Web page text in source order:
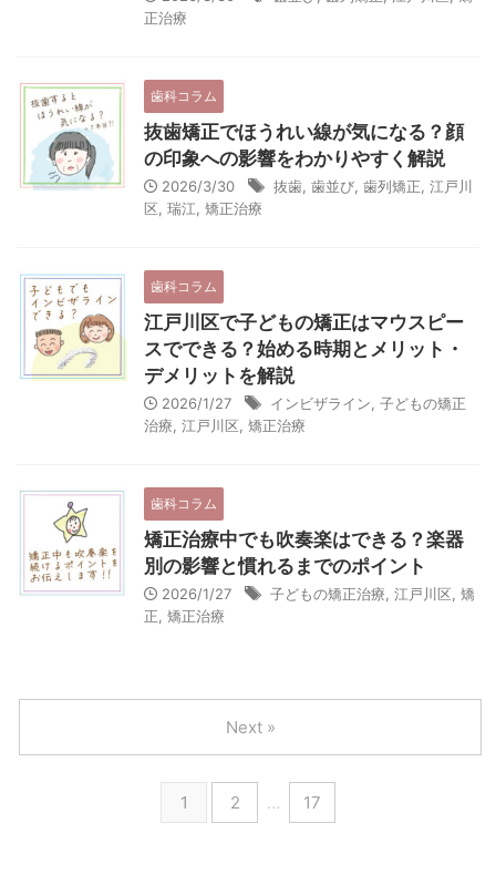
正治療
歯科コラム
抜歯矯正でほうれい線が気になる？顔
の印象への影響をわかりやすく解説
2026/3/30 抜歯 歯並び 歯列矯正 江戸川
区 瑞江 矯正治療
歯科コラム
江戸川区で子どもの矯正はマウスピー
スでできる？始める時期とメリット・
デメリットを解説
2026/1/27 インビザライン 子どもの矯正
治療 江戸川区 矯正治療
歯科コラム
矯正治療中でも吹奏楽はできる？楽器
別の影響と慣れるまでのポイント
2026/1/27 子どもの矯正治療 江戸川区 矯
正 矯正治療
1 2 … 17
Next »